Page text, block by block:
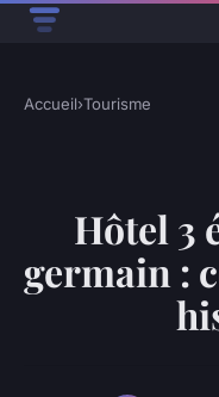
Accueil›Tourisme
Hôtel 3
germain :